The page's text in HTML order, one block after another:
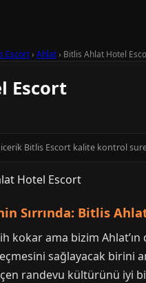
Escort› Ahlat› Bitlis Ahlat Hotel
Escort
icerik Bitlis Escort kalite kontrol
Sırrında: Bitlis
kokar ama bizim Ahlat’ın
sağlayacak birini
randevu kültürünü iyi